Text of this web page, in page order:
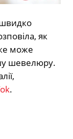
як
може
шевелюру.
.